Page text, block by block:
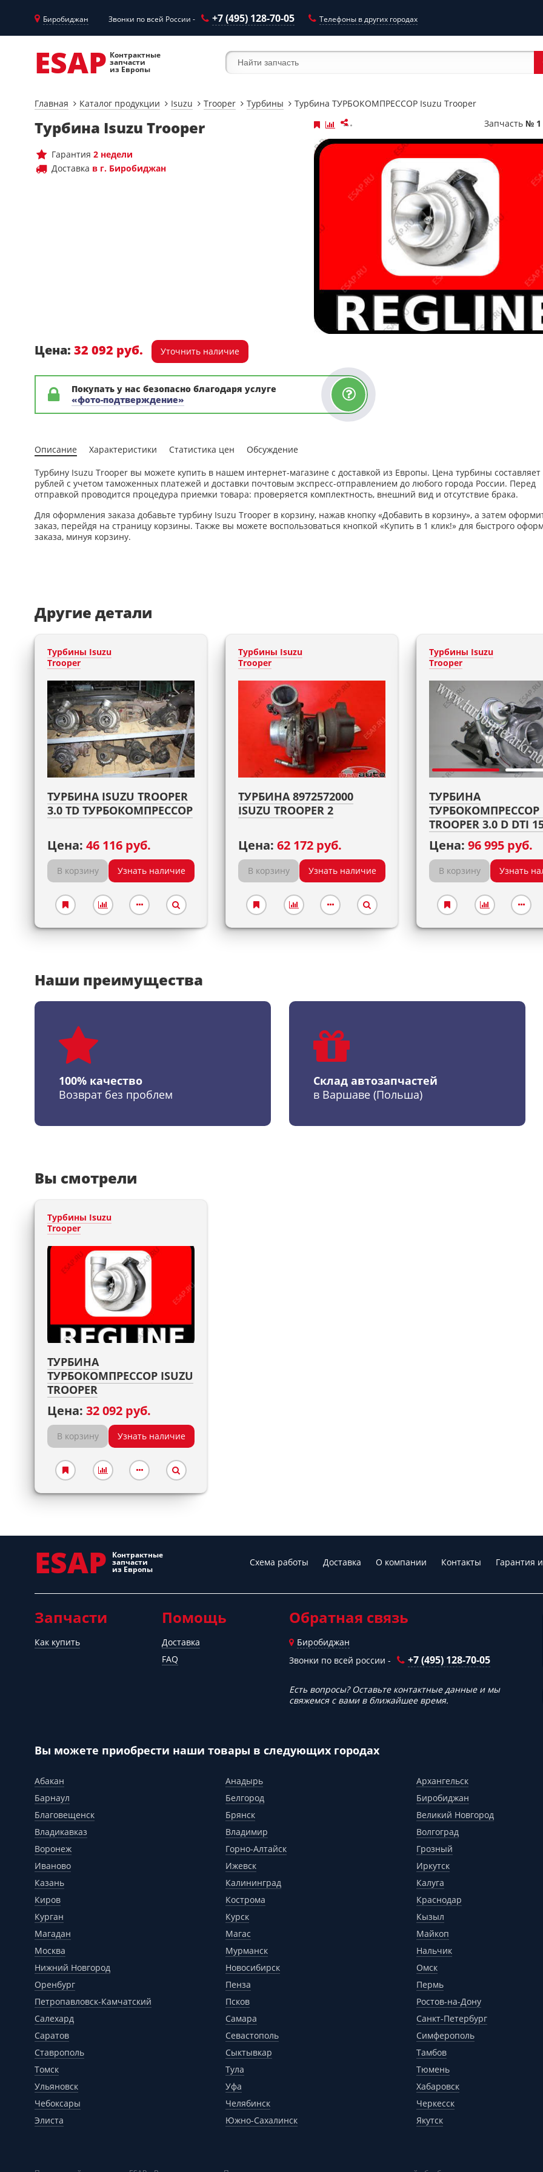
Биробиджан Звонки по всей России - +7 (495) 128-70-05 Телефоны в других городах
ESAP Контрактные
запчасти
из Европы
Главная Каталог продукции Isuzu Trooper Турбины Турбина ТУРБОКОМПРЕССОР Isuzu Trooper
Турбина Isuzu Trooper
Гарантия 2 недели
Доставка в г. Биробиджан
Запчасть № 1
Цена: 32 092 руб. Уточнить наличие
Покупать у нас безопасно благодаря услуге
«фото-подтверждение»
Описание Характеристики Статистика цен
Обсуждение
Турбину Isuzu Trooper вы можете купить в нашем интернет-магазине с доставкой из Европы. Цена турбины составляет
рублей с учетом таможенных платежей и доставки почтовым экспресс-отправлением до любого города России. Перед
отправкой проводится процедура приемки товара: проверяется комплектность, внешний вид и отсутствие брака.
Для оформления заказа добавьте турбину Isuzu Trooper в корзину, нажав кнопку «Добавить в корзину», а затем
заказ, перейдя на страницу корзины. Также вы можете воспользоваться кнопкой «Купить в 1 клик!» для быстрого
заказа, минуя корзину.
Другие детали
Турбины Isuzu
Trooper
ТУРБИНА ISUZU TROOPER
3.0 TD ТУРБОКОМПРЕССОР
Цена: 46 116 руб.
В корзину Узнать наличие
Турбины Isuzu
Trooper
ТУРБИНА 8972572000
ISUZU TROOPER 2
Цена: 62 172 руб.
В корзину Узнать наличие
Турбины Isuzu
Trooper
ТУРБИНА
ТУРБОКОМПРЕССОР
TROOPER 3.0 D DTI
Цена: 96 995 руб.
В корзину Узнать
Наши преимущества
100% качество
Возврат без проблем
Склад автозапчастей
в Варшаве (Польша)
Вы смотрели
Турбины Isuzu
Trooper
ТУРБИНА
ТУРБОКОМПРЕССОР ISUZU
TROOPER
Цена: 32 092 руб.
В корзину Узнать наличие
ESAP Контрактные
запчасти
из Европы
Схема работы Доставка О компании Контакты Гарантия
Запчасти
Как купить
Помощь
Доставка
FAQ
Обратная связь
Биробиджан
Звонки по всей россии -
+7 (495) 128-70-05
Есть вопросы? Оставьте контактные данные и мы
свяжемся с вами в ближайшее время.
Вы можете приобрести наши товары в следующих городах
Абакан
Барнаул
Благовещенск
Владикавказ
Воронеж
Иваново
Казань
Киров
Курган
Магадан
Москва
Нижний Новгород
Оренбург
Петропавловск-Камчатский
Салехард
Саратов
Ставрополь
Томск
Ульяновск
Чебоксары
Элиста
Анадырь
Белгород
Брянск
Владимир
Горно-Алтайск
Ижевск
Калининград
Кострома
Курск
Магас
Мурманск
Новосибирск
Пенза
Псков
Самара
Севастополь
Сыктывкар
Тула
Уфа
Челябинск
Южно-Сахалинск
Архангельск
Биробиджан
Великий Новгород
Волгоград
Грозный
Иркутск
Калуга
Краснодар
Кызыл
Майкоп
Нальчик
Омск
Пермь
Ростов-на-Дону
Санкт-Петербург
Симферополь
Тамбов
Тюмень
Хабаровск
Черкесск
Якутск